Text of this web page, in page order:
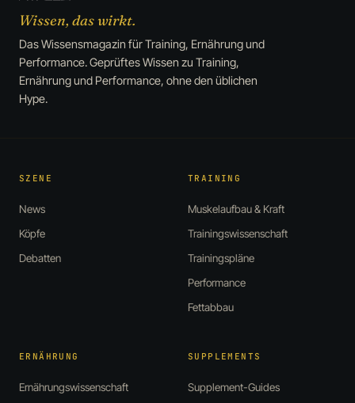
Wissen, das wirkt.
Das Wissensmagazin für Training, Ernährung und
Performance. Geprüftes Wissen zu Training,
Ernährung und Performance, ohne den üblichen
Hype.
SZENE
News
Köpfe
Debatten
TRAINING
Muskelaufbau & Kraft
Trainingswissenschaft
Trainingspläne
Performance
Fettabbau
ERNÄHRUNG
Ernährungswissenschaft
SUPPLEMENTS
Supplement-Guides